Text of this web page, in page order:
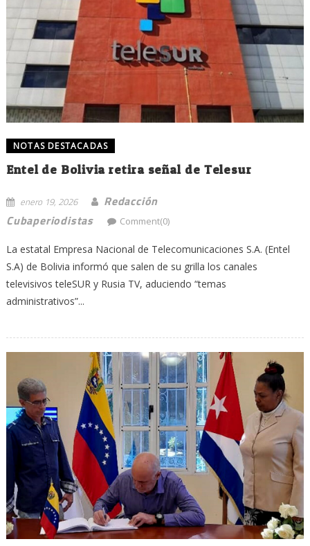
NOTAS DESTACADAS
Entel de Bolivia retira señal de Telesur
enero 19, 2026
Redacción
Cubaperiodistas
Comment(0)
La estatal Empresa Nacional de Telecomunicaciones S.A. (Entel
S.A) de Bolivia informó que salen de su grilla los canales
televisivos teleSUR y Rusia TV, aduciendo “temas
administrativos”...